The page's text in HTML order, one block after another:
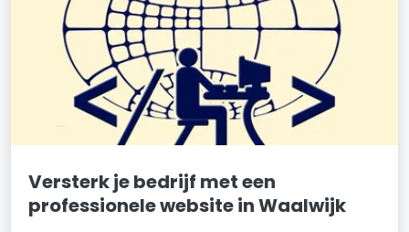
Versterk je bedrijf met een
professionele website in Waalwijk